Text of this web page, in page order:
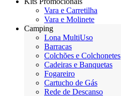
Vara e Carretilha
Vara e Molinete
Camping
Lona MultiUso
Barracas
Colchões e Colchonetes
Cadeiras e Banquetas
Fogareiro
Cartucho de Gás
Rede de Descanso